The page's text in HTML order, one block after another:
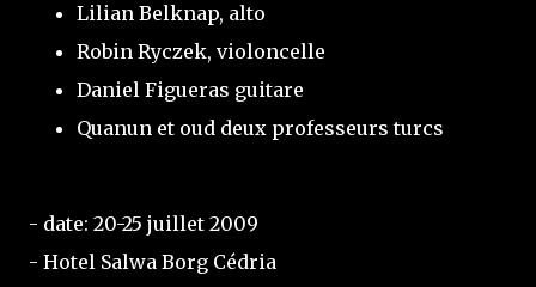
Lilian Belknap, alto
Robin Ryczek, violoncelle
Daniel Figueras guitare
Quanun et oud deux professeurs turcs
- date: 20-25 juillet 2009
- Hotel Salwa Borg Cédria